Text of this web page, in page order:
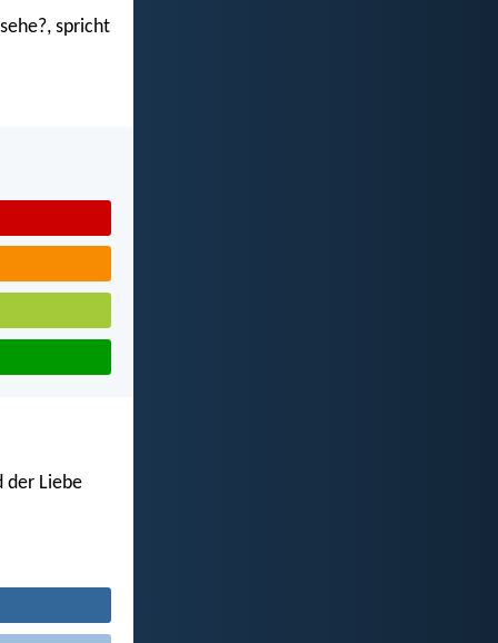
spricht
der Liebe